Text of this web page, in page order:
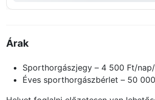
Árak
Sporthorgászjegy – 4 500 Ft/
Éves sporthorgászbérlet – 50